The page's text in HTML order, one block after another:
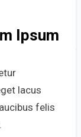
Ipsum
lacus
felis